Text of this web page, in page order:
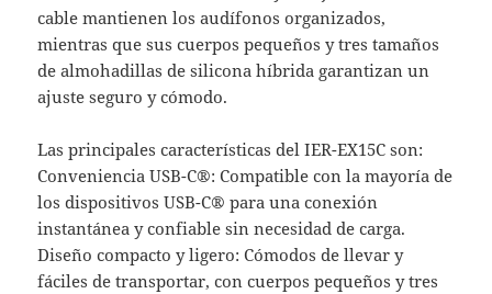
cable mantienen los audífonos organizados,
mientras que sus cuerpos pequeños y tres tamaños
de almohadillas de silicona híbrida garantizan un
ajuste seguro y cómodo.
Las principales características del IER-EX15C son:
Conveniencia USB-C®: Compatible con la mayoría de
los dispositivos USB-C® para una conexión
instantánea y confiable sin necesidad de carga.
Diseño compacto y ligero: Cómodos de llevar y
fáciles de transportar, con cuerpos pequeños y tres